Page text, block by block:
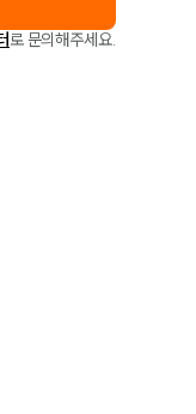
로 문의해주세요.